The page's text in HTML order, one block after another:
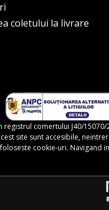
coletului la livrare
registrul comertului J40/
site sunt accesibile,
cookie-uri. Navigand